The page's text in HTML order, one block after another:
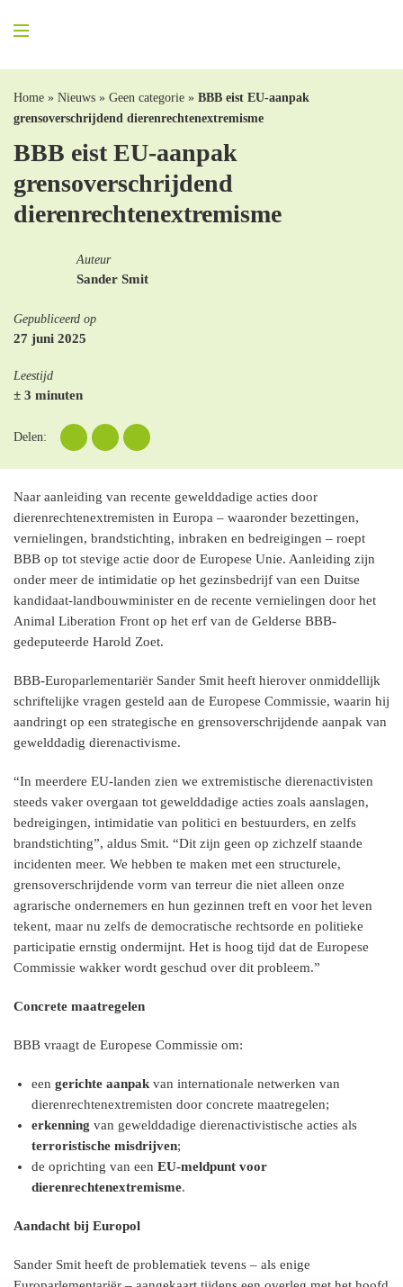
Home » Nieuws » Geen categorie » BBB eist EU-aanpak
grensoverschrijdend dierenrechtenextremisme
BBB eist EU-aanpak
grensoverschrijdend
dierenrechtenextremisme
Auteur
Sander Smit
Gepubliceerd op
27 juni 2025
Leestijd
± 3 minuten
Delen:
Naar aanleiding van recente gewelddadige acties door
dierenrechtenextremisten in Europa – waaronder bezettingen,
vernielingen, brandstichting, inbraken en bedreigingen – roept
BBB op tot stevige actie door de Europese Unie. Aanleiding zijn
onder meer de intimidatie op het gezinsbedrijf van een Duitse
kandidaat-landbouwminister en de recente vernielingen door het
Animal Liberation Front op het erf van de Gelderse BBB-
gedeputeerde Harold Zoet.
BBB-Europarlementariër Sander Smit heeft hierover onmiddellijk
schriftelijke vragen gesteld aan de Europese Commissie, waarin hij
aandringt op een strategische en grensoverschrijdende aanpak van
gewelddadig dierenactivisme.
“In meerdere EU-landen zien we extremistische dierenactivisten
steeds vaker overgaan tot gewelddadige acties zoals aanslagen,
bedreigingen, intimidatie van politici en bestuurders, en zelfs
brandstichting”, aldus Smit. “Dit zijn geen op zichzelf staande
incidenten meer. We hebben te maken met een structurele,
grensoverschrijdende vorm van terreur die niet alleen onze
agrarische ondernemers en hun gezinnen treft en voor het leven
tekent, maar nu zelfs de democratische rechtsorde en politieke
participatie ernstig ondermijnt. Het is hoog tijd dat de Europese
Commissie wakker wordt geschud over dit probleem.”
Concrete maatregelen
BBB vraagt de Europese Commissie om:
een gerichte aanpak van internationale netwerken van
dierenrechtenextremisten door concrete maatregelen;
erkenning van gewelddadige dierenactivistische acties als
terroristische misdrijven;
de oprichting van een EU-meldpunt voor
dierenrechtenextremisme.
Aandacht bij Europol
Sander Smit heeft de problematiek tevens – als enige